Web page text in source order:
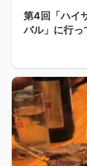
第4回「ハイ
バル」に行っ